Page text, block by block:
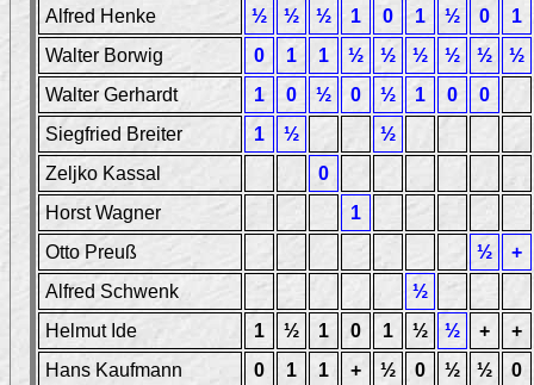
Alfred Henke
½ ½ ½ 1 0 1 ½ 0
1
Walter Borwig
0 1 1 ½ ½ ½ ½ ½
½
Walter Gerhardt
1 0 ½ 0 ½ 1 0
0
Siegfried Breiter
1 ½
½
Zeljko Kassal
0
Horst Wagner
1
Otto Preuß
½
+
Alfred Schwenk
½
Helmut Ide
1 ½ 1 0 1 ½ ½ +
+
Hans Kaufmann
0 1 1 + ½ 0 ½ ½
0